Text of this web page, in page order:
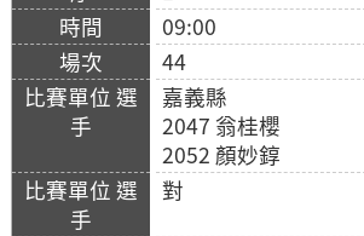
09:00
44
嘉義縣
2047 翁桂櫻
2052 顏妙錞
對